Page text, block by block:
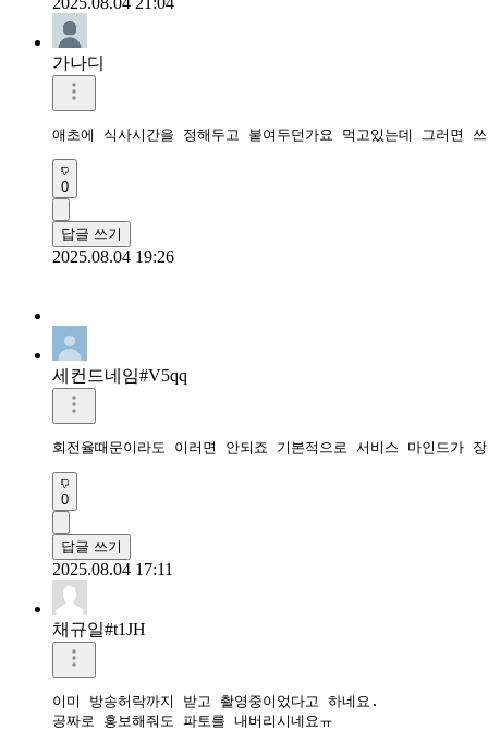
가나디
애초에 식사시간을 정해두고 붙여두던가요 먹고있는데 그러면
0
답글 쓰기
2025.08.04 19:26
세컨드네임#V5qq
회전율때문이라도 이러면 안되죠 기본적으로 서비스 마인드가
0
답글 쓰기
2025.08.04 17:11
채규일#t1JH
이미 방송허락까지 받고 촬영중이었다고 하네요.
공짜로 홍보해줘도 파토를 내버리시네요ㅠ